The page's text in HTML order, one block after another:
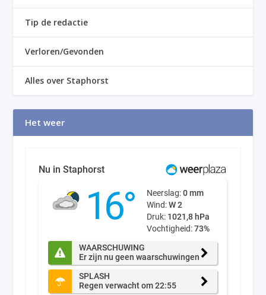
Tip de redactie
Verloren/Gevonden
Alles over Staphorst
Het weer